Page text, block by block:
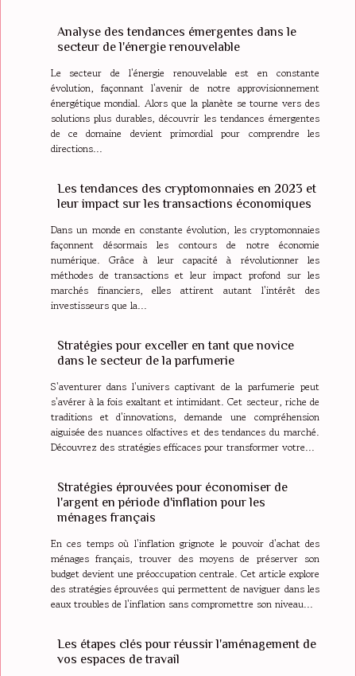
Analyse des tendances émergentes dans le
secteur de l'énergie renouvelable
Le secteur de l'énergie renouvelable est en constante
évolution, façonnant l'avenir de notre approvisionnement
énergétique mondial. Alors que la planète se tourne vers des
solutions plus durables, découvrir les tendances émergentes
de ce domaine devient primordial pour comprendre les
directions...
Les tendances des cryptomonnaies en 2023 et
leur impact sur les transactions économiques
Dans un monde en constante évolution, les cryptomonnaies
façonnent désormais les contours de notre économie
numérique. Grâce à leur capacité à révolutionner les
méthodes de transactions et leur impact profond sur les
marchés financiers, elles attirent autant l'intérêt des
investisseurs que la...
Stratégies pour exceller en tant que novice
dans le secteur de la parfumerie
S'aventurer dans l'univers captivant de la parfumerie peut
s'avérer à la fois exaltant et intimidant. Cet secteur, riche de
traditions et d'innovations, demande une compréhension
aiguisée des nuances olfactives et des tendances du marché.
Découvrez des stratégies efficaces pour transformer votre...
Stratégies éprouvées pour économiser de
l'argent en période d'inflation pour les
ménages français
En ces temps où l'inflation grignote le pouvoir d'achat des
ménages français, trouver des moyens de préserver son
budget devient une préoccupation centrale. Cet article explore
des stratégies éprouvées qui permettent de naviguer dans les
eaux troubles de l'inflation sans compromettre son niveau...
Les étapes clés pour réussir l'aménagement de
vos espaces de travail